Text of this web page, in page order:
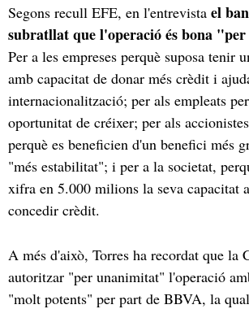
Segons recull EFE, en l'entrevista el
subratllat que l'operació és bona
Per a les empreses perquè suposa tenir
amb capacitat de donar més crèdit i
internacionalització; per als empleats
oportunitat de créixer; per als
perquè es beneficien d'un benefici més
"més estabilitat"; i per a la societat,
xifra en 5.000 milions la seva capacitat
concedir crèdit.
A més d'això, Torres ha recordat que la
autoritzar "per unanimitat" l'operació
"molt potents" per part de BBVA, la